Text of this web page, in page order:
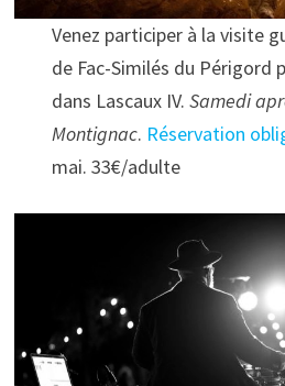
Venez participer à la visite
de Fac-Similés du Périgord
dans Lascaux IV. Samedi
Montignac. Réservation
mai. 33€/adulte